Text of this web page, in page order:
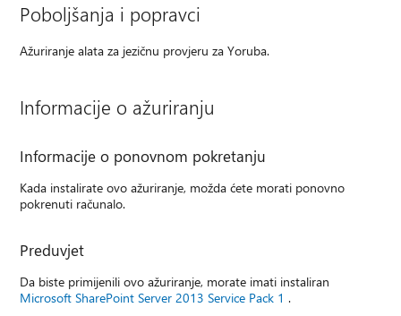
Poboljšanja i popravci
Ažuriranje alata za jezičnu provjeru za Yoruba.
Informacije o ažuriranju
Informacije o ponovnom pokretanju
Kada instalirate ovo ažuriranje, možda ćete morati ponovno
pokrenuti računalo.
Preduvjet
Da biste primijenili ovo ažuriranje, morate imati instaliran
Microsoft SharePoint Server 2013 Service Pack 1 .